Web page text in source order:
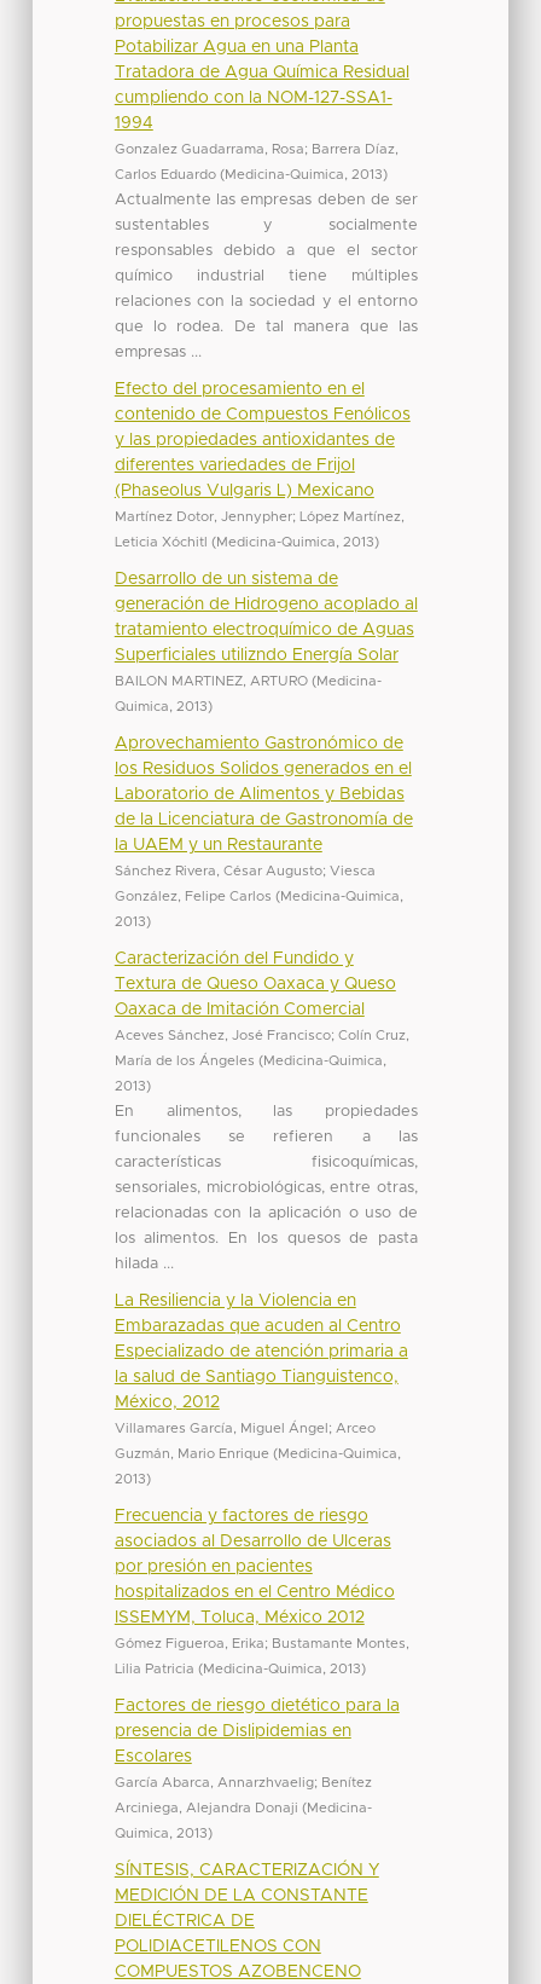
propuestas en procesos para
Potabilizar Agua en una Planta
Tratadora de Agua Química Residual
cumpliendo con la NOM-127-SSA1-
1994
Gonzalez Guadarrama, Rosa; Barrera Díaz,
Carlos Eduardo (Medicina-Quimica 2013)
Actualmente las empresas deben de ser
sustentables y socialmente
responsables debido a que el sector
químico industrial tiene múltiples
relaciones con la sociedad y el entorno
que lo rodea. De tal manera que las
empresas ...
Efecto del procesamiento en el
contenido de Compuestos Fenólicos
y las propiedades antioxidantes de
diferentes variedades de Frijol
(Phaseolus Vulgaris L) Mexicano
Martínez Dotor, Jennypher;
López Martínez,
Leticia Xóchitl (Medicina-Quimica 2013)
Desarrollo de un sistema de
generación de Hidrogeno acoplado al
tratamiento electroquímico de Aguas
Superficiales utilizndo Energía Solar
BAILON MARTINEZ, ARTURO (Medicina-
Quimica
2013)
Aprovechamiento Gastronómico de
los Residuos Solidos generados en el
Laboratorio de Alimentos y Bebidas
de la Licenciatura de Gastronomía de
la UAEM y un Restaurante
Sánchez Rivera, César Augusto; Viesca
González, Felipe Carlos (Medicina-Quimica
2013)
Caracterización del Fundido y
Textura de Queso Oaxaca y Queso
Oaxaca de Imitación Comercial
Aceves Sánchez, José Francisco; Colín Cruz,
María de los Ángeles (Medicina-Quimica
2013)
En alimentos, las propiedades
funcionales se refieren a las
características fisicoquímicas,
sensoriales, microbiológicas, entre otras,
relacionadas con la aplicación o uso de
los alimentos. En los quesos de pasta
hilada ...
La Resiliencia y la Violencia en
Embarazadas que acuden al Centro
Especializado de atención primaria a
la salud de Santiago Tianguistenco,
México, 2012
Villamares García, Miguel Ángel ; Arceo
Guzmán, Mario Enrique (Medicina-Quimica
2013)
Frecuencia y factores de riesgo
asociados al Desarrollo de Ulceras
por presión en pacientes
hospitalizados en el Centro Médico
ISSEMYM, Toluca, México 2012
Gómez Figueroa, Erika; Bustamante Montes,
Lilia Patricia (Medicina-Quimica 2013)
Factores de riesgo dietético para la
presencia de Dislipidemias en
Escolares
García Abarca, Annarzhvaelig; Benítez
Arciniega, Alejandra Donaji (Medicina-
Quimica
2013)
SÍNTESIS, CARACTERIZACIÓN Y
MEDICIÓN DE LA CONSTANTE
DIELÉCTRICA DE
POLIDIACETILENOS CON
COMPUESTOS AZOBENCENO